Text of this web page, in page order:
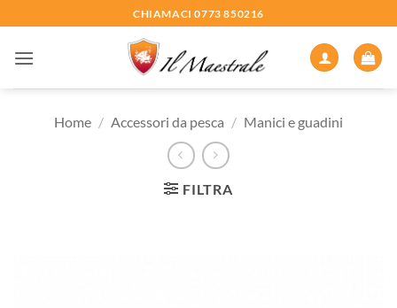
ai
contenuti
CHIAMACI 0773 850216
Home / Accessori da pesca / Manici e guadini
FILTRA